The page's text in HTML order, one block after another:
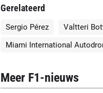
Gerelateerd
Sergio Pérez Valtteri
Miami International
Meer F1-nieuws